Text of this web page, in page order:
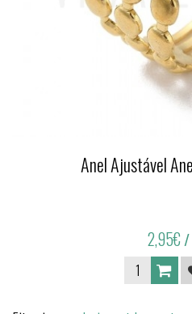
Anel Ajustável
2,95€/